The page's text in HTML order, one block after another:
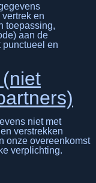
en
toepassing,
aan de
punctueel en
niet met
verstrekken
onze overeenkomst
verplichting.